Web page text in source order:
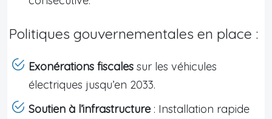
Politiques gouvernementales en place :
Exonérations fiscales sur les véhicules
électriques jusqu’en 2033.
Soutien à l’infrastructure : Installation rapide